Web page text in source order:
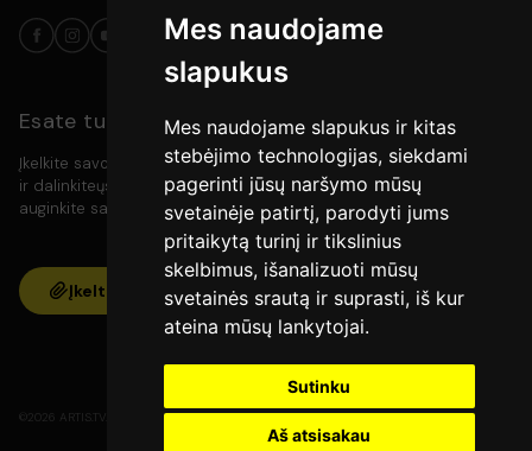
Mes naudojame
slapukus
Mes naudojame slapukus ir kitas
stebėjimo technologijas, siekdami
pagerinti jūsų naršymo mūsų
svetainėje patirtį, parodyti jums
pritaikytą turinį ir tikslinius
skelbimus, išanalizuoti mūsų
svetainės srautą ir suprasti, iš kur
ateina mūsų lankytojai.
Sutinku
Aš atsisakau
Esate turinio kūrėjas?
Įkelkite savo video turinį į platformą, pasiekite platesnę auditoriją
ir dalinkiteųs savo kūryba su meno mylėtojais. Kurkite, rodykite ir
auginkite savo bendruomenę vienoje vietoje.
Įkelti
©2026 ARTIS.TV. Visos teisės yra saugomos.